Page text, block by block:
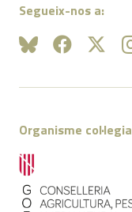
Segueix-nos a:
Organisme